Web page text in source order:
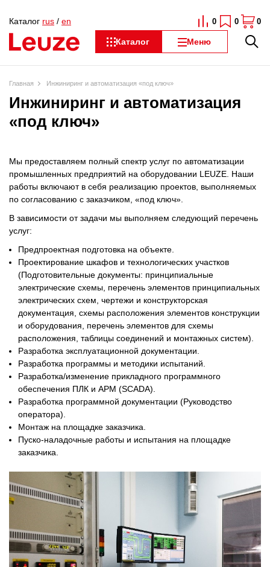
Каталог Меню
Каталог rus / en 0 0 0
Главная Инжиниринг и автоматизация «под ключ»
Инжиниринг и автоматизация
«под ключ»
Мы предоставляем полный спектр услуг по автоматизации
промышленных предприятий на оборудовании LEUZE. Наши
работы включают в себя реализацию проектов, выполняемых
по согласованию с заказчиком, «под ключ».
В зависимости от задачи мы выполняем следующий перечень
услуг:
Предпроектная подготовка на объекте.
Проектирование шкафов и технологических участков
(Подготовительные документы: принципиальные
электрические схемы, перечень элементов принципиальных
электрических схем, чертежи и конструкторская
документация, схемы расположения элементов конструкции
и оборудования, перечень элементов для схемы
расположения, таблицы соединений и монтажных систем).
Разработка эксплуатационной документации.
Разработка программы и методики испытаний.
Разработка/изменение прикладного программного
обеспечения ПЛК и АРМ (SCADA).
Разработка программной документации (Руководство
оператора).
Монтаж на площадке заказчика.
Пуско-наладочные работы и испытания на площадке
заказчика.